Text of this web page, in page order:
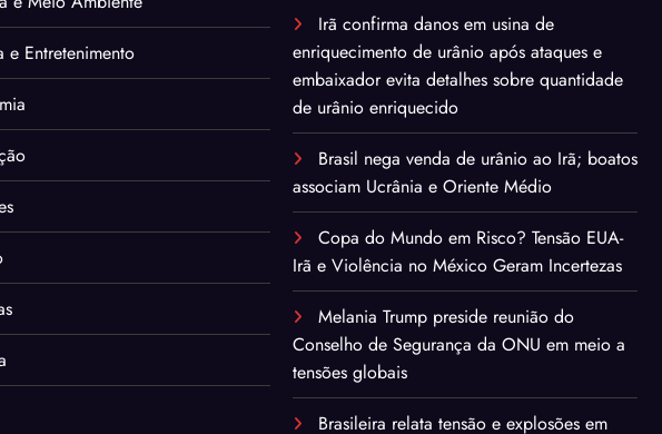
e Entretenimento
Irã confirma danos em usina de
enriquecimento de urânio após ataques e
embaixador evita detalhes sobre quantidade
de urânio enriquecido
Brasil nega venda de urânio ao Irã; boatos
associam Ucrânia e Oriente Médio
Copa do Mundo em Risco? Tensão EUA-
Irã e Violência no México Geram Incertezas
Melania Trump preside reunião do
Conselho de Segurança da ONU em meio a
tensões globais
Brasileira relata tensão e explosões em